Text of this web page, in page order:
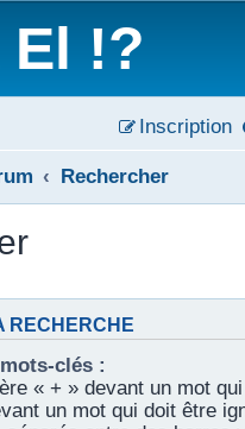
El !?
Inscription
Rechercher
RECHERCHE
clés :
« + » devant un mot
un mot qui doit être